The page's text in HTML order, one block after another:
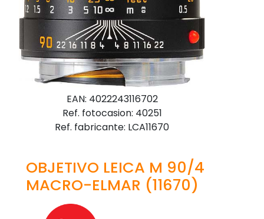
EAN: 4022243116702
Ref. fotocasion: 40251
Ref. fabricante: LCA11670
OBJETIVO LEICA M 90/4
MACRO-ELMAR (11670)